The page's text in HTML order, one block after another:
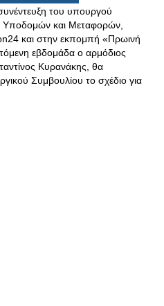
του υπουργού
και Μεταφορών,
και στην εκπομπή «Πρωινή
εβδομάδα ο αρμόδιος
Κυρανάκης, θα
Συμβουλίου το σχέδιο για